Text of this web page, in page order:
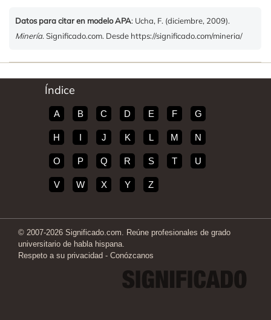
Datos para citar en modelo APA: Ucha, F. (diciembre, 2009).
Minería. Significado.com. Desde https://significado.com/mineria/
Índice
A B C D E F G
H I J K L M N
O P Q R S T U
V W X Y Z
© 2007-2026 Significado.com. Reúne profesionales de grado
universitario de habla hispana.
Respeto a su privacidad - Conózcanos